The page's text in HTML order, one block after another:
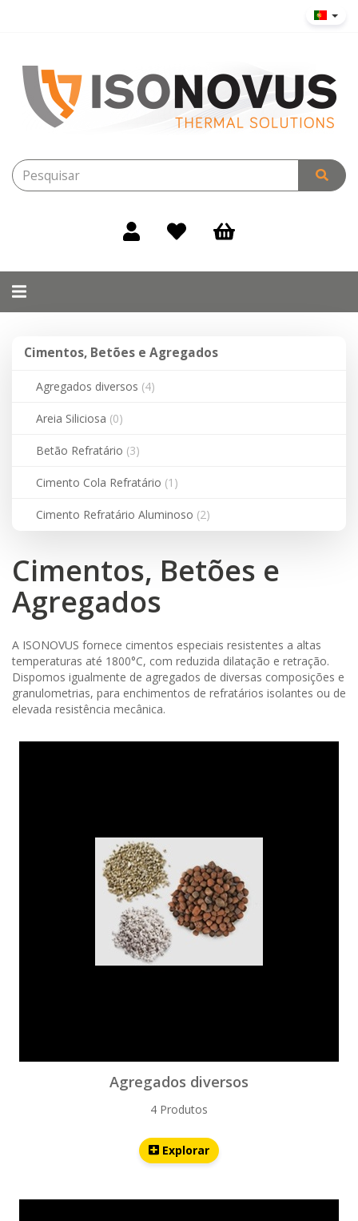
Alternar
Betões
Agregados
Cimentos, Betões e Agregados
Agregados diversos (4)
Areia Siliciosa (0)
Betão Refratário (3)
Cimento Cola Refratário (1)
Cimento Refratário Aluminoso (2)
Cimentos, Betões e
Agregados
A ISONOVUS fornece cimentos especiais resistentes a altas
temperaturas até 1800°C, com reduzida dilatação e retração.
Dispomos igualmente de agregados de diversas composições e
granulometrias, para enchimentos de refratários isolantes ou de
elevada resistência mecânica.
Agregados diversos
4 Produtos
Explorar